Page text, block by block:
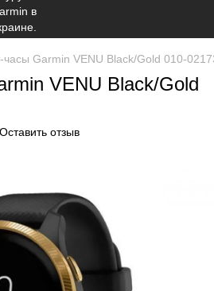
часы Garmin VENU Black/Gold 010-
VENU Black/Gold
Оставить отзыв